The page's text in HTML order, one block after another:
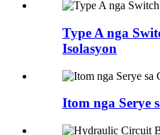
Type A nga
Isolasyon
Itom nga Serye